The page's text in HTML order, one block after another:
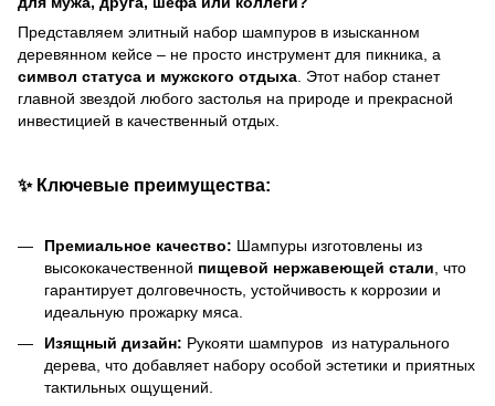
Представляем элитный набор шампуров в изысканном
деревянном кейсе – не просто инструмент для пикника, а
символ статуса и мужского отдыха . Этот набор станет
главной звездой любого застолья на природе и прекрасной
инвестицией в качественный отдых.
✨ Ключевые преимущества:
Премиальное качество: Шампуры изготовлены из
высококачественной пищевой нержавеющей стали , что
гарантирует долговечность, устойчивость к коррозии и
идеальную прожарку мяса.
Изящный дизайн: Рукояти шампуров из натурального
дерева, что добавляет набору особой эстетики и приятных
тактильных ощущений.